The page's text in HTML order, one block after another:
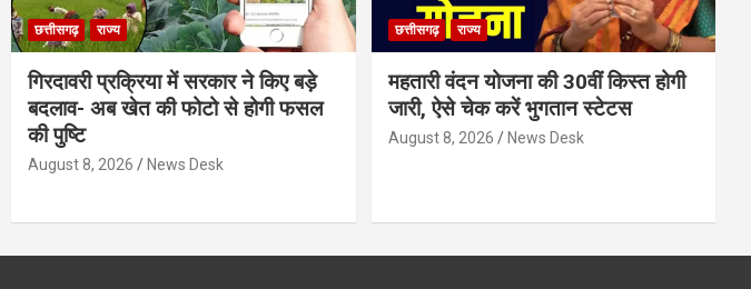
छत्तीसगढ़ राज्य
गिरदावरी प्रक्रिया में सरकार ने किए बड़े
बदलाव- अब खेत की फोटो से होगी फसल
की पुष्टि
August 8, 2026 News Desk
छत्तीसगढ़ राज्य
महतारी वंदन योजना की 30वीं किस्त होगी
जारी, ऐसे चेक करें भुगतान स्टेटस
August 8, 2026 News Desk